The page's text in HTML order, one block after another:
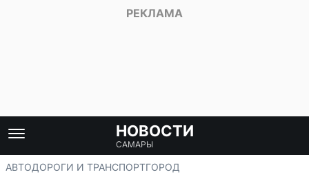
НОВОСТИ
САМАРЫ
АВТОДОРОГИ И ТРАНСПОРТГОРОД